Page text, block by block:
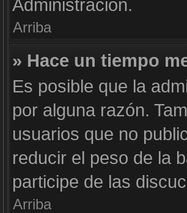
Administración.
Arriba
» Hace un tiempo
Es posible que la
por alguna razón.
usuarios que no
reducir el peso de la
participe de las
Arriba